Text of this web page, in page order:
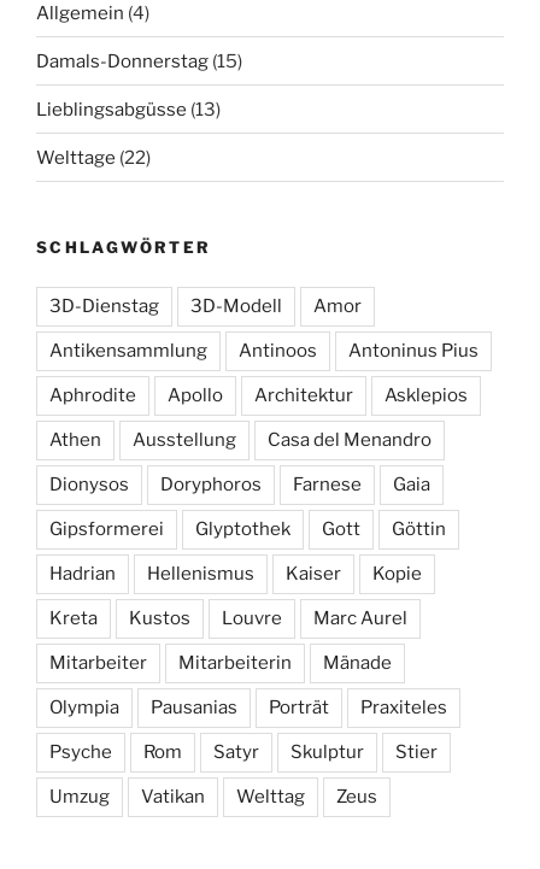
Allgemein (4)
Damals-Donnerstag (15)
Lieblingsabgüsse (13)
Welttage (22)
SCHLAGWÖRTER
3D-Dienstag 3D-Modell Amor
Antikensammlung Antinoos Antoninus Pius
Aphrodite Apollo Architektur Asklepios
Athen Ausstellung Casa del Menandro
Dionysos Doryphoros Farnese Gaia
Gipsformerei Glyptothek Gott Göttin
Hadrian Hellenismus Kaiser Kopie
Kreta Kustos Louvre Marc Aurel
Mitarbeiter Mitarbeiterin Mänade
Olympia Pausanias Porträt Praxiteles
Psyche Rom Satyr Skulptur Stier
Umzug Vatikan Welttag Zeus